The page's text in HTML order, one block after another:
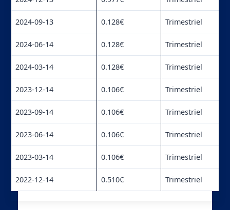
2024-09-13 0.128€ Trimestriel
2024-06-14 0.128€ Trimestriel
2024-03-14 0.128€ Trimestriel
2023-12-14 0.106€ Trimestriel
2023-09-14 0.106€ Trimestriel
2023-06-14 0.106€ Trimestriel
2023-03-14 0.106€ Trimestriel
2022-12-14 0.510€ Trimestriel